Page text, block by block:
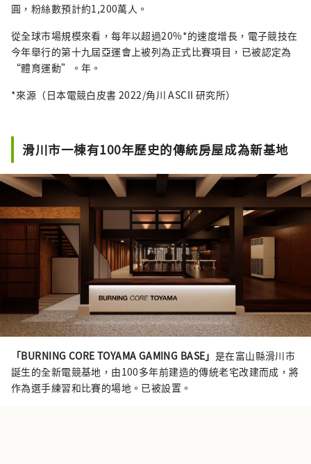
圓，粉絲數預計約1,200萬人。
從全球市場規模來看，每年以超過20%*的速度增長，電子競技在
今年舉行的第十九屆亞運會上被列為正式比賽項目，已被認定為
“體育運動”。年。
*來源（日本電競白皮書 2022/角川 ASCII 研究所）
滑川市一棟有100年歷史的傳統房屋成為新基地
「BURNING CORE TOYAMA GAMING BASE」 是在富山縣滑川市
誕生的全新電競基地，由100多年前建造的傳統老宅改建而成，將
作為選手練習和比賽的場地。已被設置。